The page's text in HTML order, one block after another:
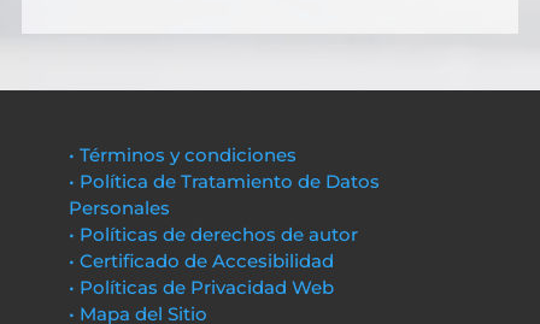
• Términos y condiciones
• Política de Tratamiento de Datos
Personales
• Políticas de derechos de autor
• Certificado de Accesibilidad
• Políticas de Privacidad Web
• Mapa del Sitio